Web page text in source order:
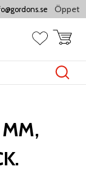
Öppet
Favoriter